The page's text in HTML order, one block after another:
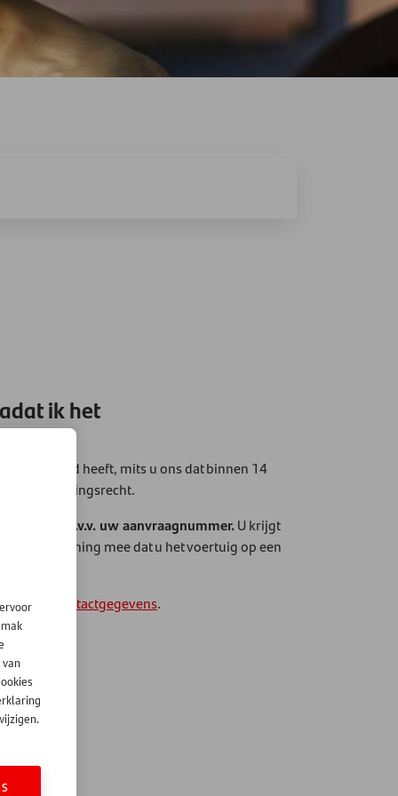
ik het
heeft, mits u ons dat binnen 14
uw herroepingsrecht.
o.v.v. uw aanvraagnummer.U krijgt
ook rekening mee dat u het voertuig op een
onze contactgegevens.